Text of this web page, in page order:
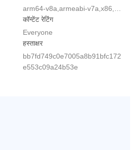
कॉन्टेंट रेटिंग
Everyone
हस्ताक्षर
bb7fd749c0e7005a8b91bfc172
e553c09a24b53e